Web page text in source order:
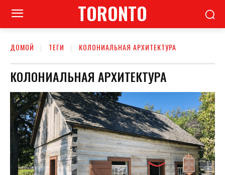
TORONTO
ДОМОЙ ТЕГИ КОЛОНИАЛЬНАЯ АРХИТЕКТУРА
КОЛОНИАЛЬНАЯ АРХИТЕКТУРА